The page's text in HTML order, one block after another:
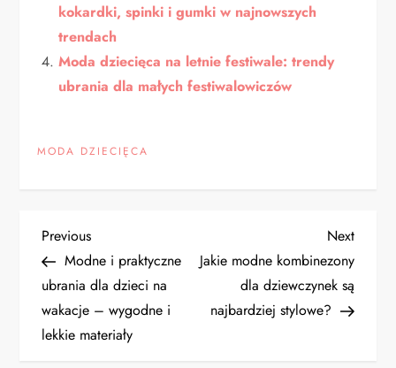
kokardki, spinki i gumki w najnowszych
trendach
Moda dziecięca na letnie festiwale: trendy
ubrania dla małych festiwalowiczów
MODA DZIECIĘCA
N
a
w
Previous
Post
Previous
Modne i praktyczne
ubrania dla dzieci na
wakacje – wygodne i
lekkie materiały
Next
Post
Next
Jakie modne kombinezony
dla dziewczynek są
najbardziej stylowe?